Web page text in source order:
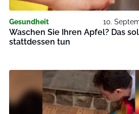
Gesundheit 10.
Waschen Sie Ihren Apfel? Das
stattdessen tun